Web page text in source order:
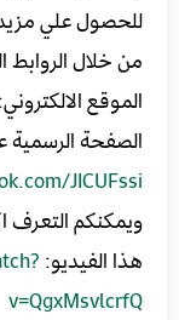
للحصول علي
من خلال الروابط
الموقع الالكتروني:
الصفحة
JICUFssi
ويمكنكم
هذا الفيديو:
v=QgxMsvlcrfQ